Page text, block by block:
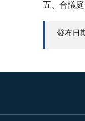
五、合議
發布日